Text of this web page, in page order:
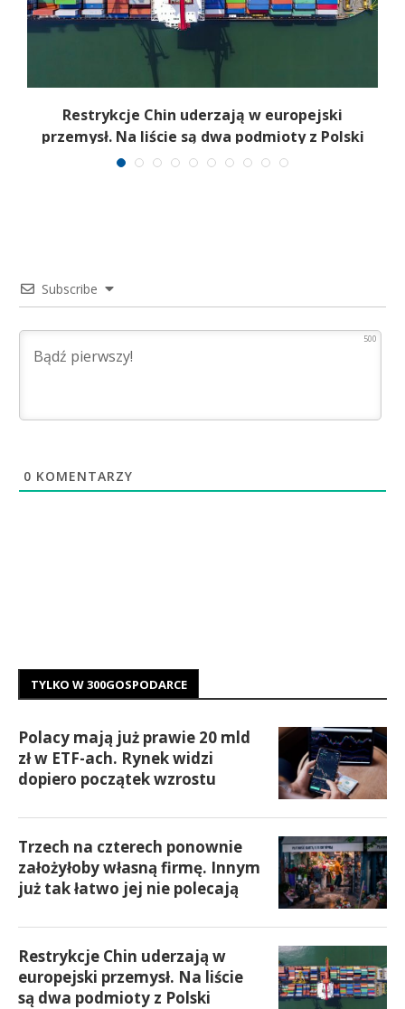
Restrykcje Chin uderzają w europejski
przemysł. Na liście są dwa podmioty z Polski
Subscribe
500
0 KOMENTARZY
TYLKO W 300GOSPODARCE
Polacy mają już prawie 20 mld
zł w ETF-ach. Rynek widzi
dopiero początek wzrostu
Trzech na czterech ponownie
założyłoby własną firmę. Innym
już tak łatwo jej nie polecają
Restrykcje Chin uderzają w
europejski przemysł. Na liście
są dwa podmioty z Polski